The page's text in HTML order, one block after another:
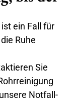
ein Fall für
Ruhe
Sie
Notfall-